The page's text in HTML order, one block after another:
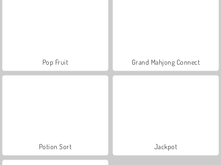
Pop Fruit Grand Mahjong Connect
Potion Sort Jackpot